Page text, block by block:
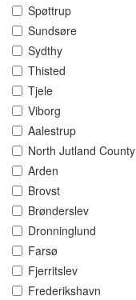
Spøttrup
Sundsøre
Sydthy
Thisted
Tjele
Viborg
Aalestrup
North Jutland County
Arden
Brovst
Brønderslev
Dronninglund
Farsø
Fjerritslev
Frederikshavn